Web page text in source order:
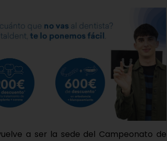
a ser la sede del Campeonato de